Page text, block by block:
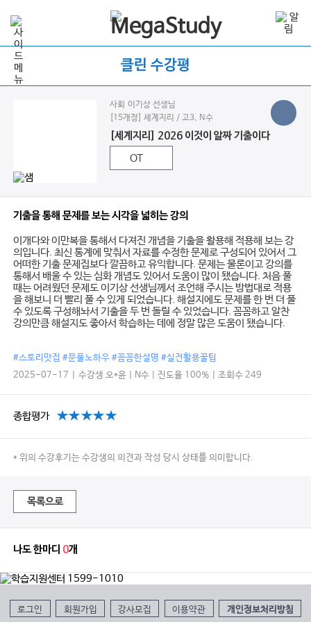
클린 수강평
사회 이기상 선생님
[15개정] 세계지리 / 고3, N수
[세계지리] 2026 이것이 알짜 기출이다
OT
기출을 통해 문제를 보는 시각을 넓히는 강의
이개다와 이만복을 통해서 다져진 개념을 기출을 활용해 적용해 보는 강
의입니다. 최신 통계에 맞춰서 자료를 수정한 문제로 구성되어 있어서 그
어떠한 기출 문제집보다 깔끔하고 유익합니다. 문제는 물론이고 강의를
통해서 배울 수 있는 심화 개념도 있어서 도움이 많이 됐습니다. 처음 풀
때는 어려웠던 문제도 이기상 선생님께서 조언해 주시는 방법대로 적용
을 해보니 더 빨리 풀 수 있게 되었습니다. 해설지에도 문제를 한 번 더 풀
수 있도록 구성해놔서 기출을 두 번 돌릴 수 있었습니다. 꼼꼼하고 알찬
강의만큼 해설지도 좋아서 학습하는 데에 정말 많은 도움이 됐습니다.
#스토리맛집 #문풀노하우 #꼼꼼한설명 #실전활용꿀팁
2025-07-17 | 수강생 오*윤 | N수 | 진도율 100% | 조회수 249
종합평가
* 위의 수강후기는 수강생의 의견과 작성 당시 상태를 의미합니다.
목록으로
나도 한마디 0개
로그인 회원가입 강사모집 이용약관 개인정보처리방침